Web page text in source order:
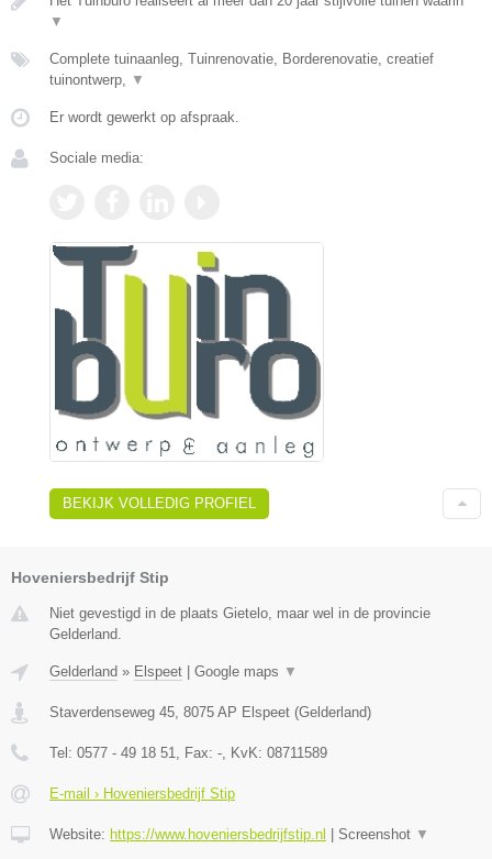
▼
Complete tuinaanleg, Tuinrenovatie, Borderenovatie, creatief
tuinontwerp,
▼
Er wordt gewerkt op afspraak.
Sociale media:
BEKIJK VOLLEDIG PROFIEL
Hoveniersbedrijf Stip
Niet gevestigd in de plaats Gietelo, maar wel in de provincie
Gelderland.
Gelderland » Elspeet Google maps ▼
Staverdenseweg 45, 8075 AP Elspeet (Gelderland)
Tel: 0577 - 49 18 51, Fax: -, KvK: 08711589
E-mail › Hoveniersbedrijf Stip
Website: https://www.hoveniersbedrijfstip.nl Screenshot ▼